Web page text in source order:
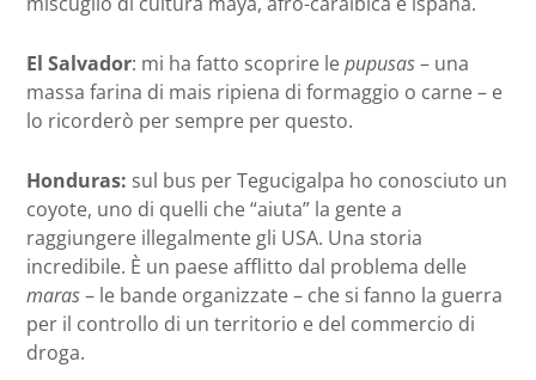
El Salvador: mi ha fatto scoprire lepupusas– una
massa farina di mais ripiena di formaggio o carne – e
lo ricorderò per sempre per questo.
Honduras: sul bus per Tegucigalpa ho conosciuto un
coyote, uno di quelli che “aiuta” la gente a
raggiungere illegalmente gli USA. Una storia
incredibile. È un paese afflitto dal problema delle
maras– le bande organizzate – che si fanno la guerra
per il controllo di un territorio e del commercio di
droga.